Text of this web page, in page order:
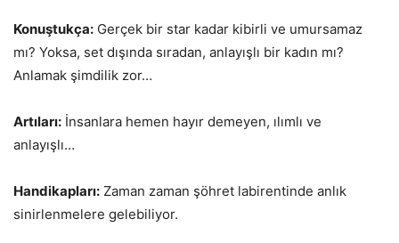
Konuştukça: Gerçek bir star kadar kibirli ve umursamaz
mı? Yoksa, set dışında sıradan, anlayışlı bir kadın mı?
Anlamak şimdilik zor…
Artıları: İnsanlara hemen hayır demeyen, ılımlı ve
anlayışlı…
Handikapları: Zaman zaman şöhret labirentinde anlık
sinirlenmelere gelebiliyor.